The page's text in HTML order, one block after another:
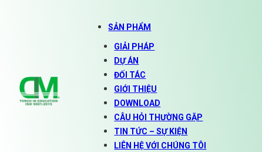
SẢN PHẨM
GIẢI PHÁP
DỰ ÁN
ĐỐI TÁC
GIỚI THIỆU
DOWNLOAD
CÂU HỎI THƯỜNG GẶP
TIN TỨC – SỰ KIỆN
LIÊN HỆ VỚI CHÚNG TÔI